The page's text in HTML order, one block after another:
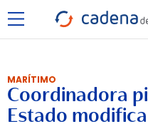
MARÍTIMO
Coordinadora
Estado